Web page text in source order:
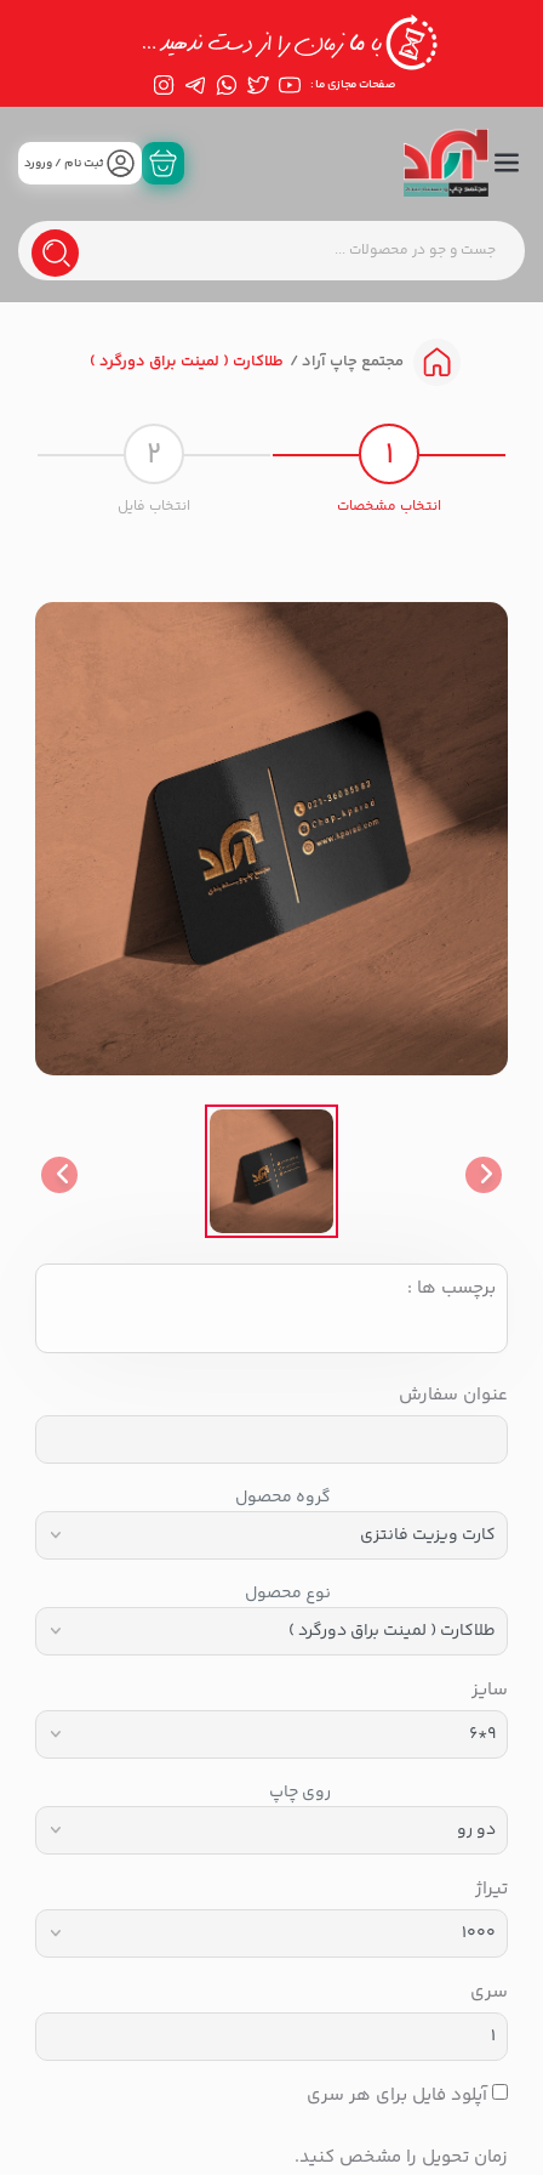
صفحات مجازی ما :
ثبت نام / ورورد
مجتمع چاپ آراد طلاکارت ( لمینت براق دورگرد )
1
انتخاب مشخصات
2
انتخاب فایل
برچسب ها :
عنوان سفارش
گروه محصول
نوع محصول
سایز
روی چاپ
تیراژ
سری
آپلود فایل برای هر سری
زمان تحویل را مشخص کنید.